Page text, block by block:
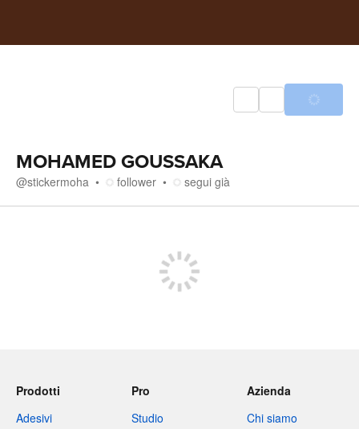
MOHAMED GOUSSAKA
@stickermoha follower segui già
Prodotti
Adesivi
Pro
Studio
Azienda
Chi siamo